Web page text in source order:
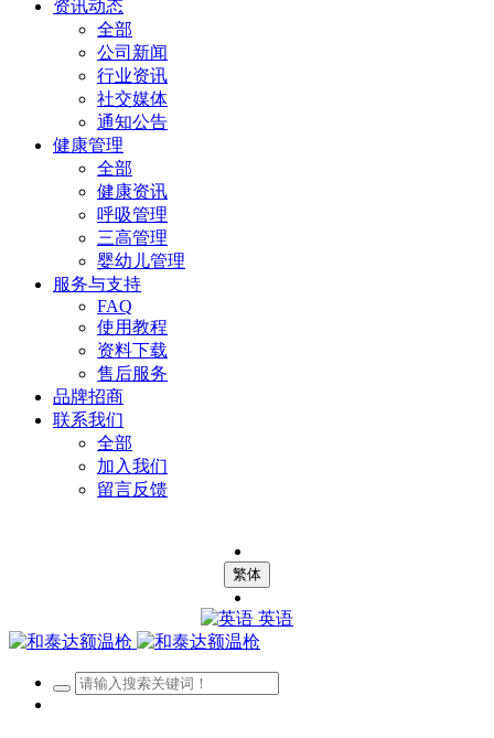
资讯动态
全部
公司新闻
行业资讯
社交媒体
通知公告
健康管理
全部
健康资讯
呼吸管理
三高管理
婴幼儿管理
服务与支持
FAQ
使用教程
资料下载
售后服务
品牌招商
联系我们
全部
加入我们
留言反馈
繁体
英语